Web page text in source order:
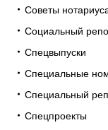
Советы
Социальный
Спецвыпуски
Специальные
Специальный
Спецпроекты